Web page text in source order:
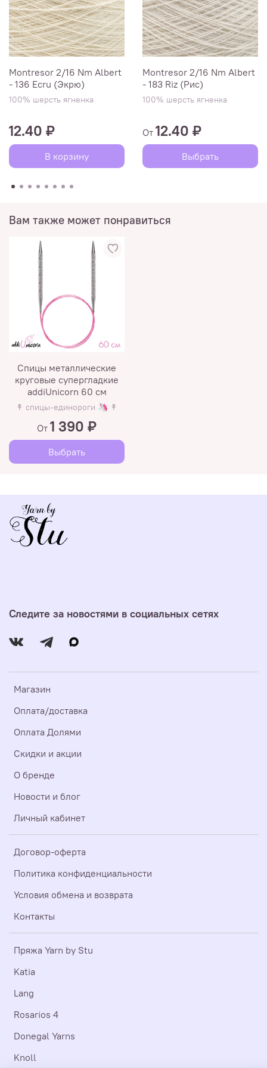
Montresor 2/16 Nm Albert
- 136 Ecru (Экрю)
100% шерсть ягненка
12.40 ₽
В корзину
Montresor 2/16 Nm Albert
- 183 Riz (Рис)
100% шерсть ягненка
От 12.40 ₽
Выбрать
Вам также может понравиться
Спицы металлические
круговые супергладкие
addiUnicorn 60 см
↟ спицы-единороги 🦄 ↟
От 1 390 ₽
Выбрать
Магазин
Оплата/доставка
Оплата Долями
Скидки и акции
О бренде
Новости и блог
Личный кабинет
Договор-оферта
Политика конфиденциальности
Условия обмена и возврата
Контакты
Пряжа Yarn by Stu
Katia
Lang
Rosarios 4
Donegal Yarns
Knoll
Следите за новостями в социальных сетях